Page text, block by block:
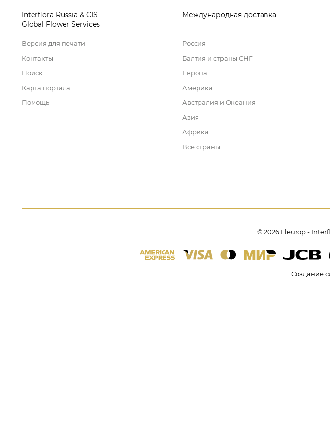
Interflora Russia & CIS
Global Flower Services
Версия для печати
Контакты
Поиск
Карта портала
Помощь
Международная доставка
Россия
Балтия и страны СНГ
Европа
Америка
Австралия и Океания
Азия
Африка
Все страны
© 2026 Fleurop -
Создание